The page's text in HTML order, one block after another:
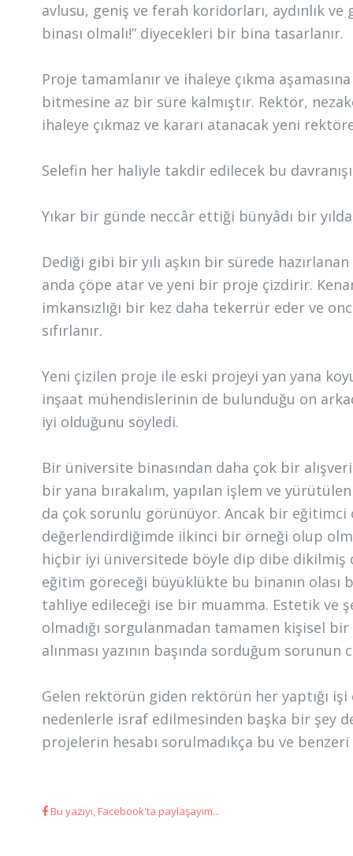
avlusu, geniş ve ferah koridorları, aydınlık
binası olmalı!” diyecekleri bir bina tasarlanır.
Proje tamamlanır ve ihaleye çıkma
bitmesine az bir süre kalmıştır. Rektör,
ihaleye çıkmaz ve kararı atanacak yeni
Selefin her haliyle takdir edilecek bu
Yıkar bir günde neccâr ettiği bünyâdı bir yılda
Dediği gibi bir yılı aşkın bir sürede
anda çöpe atar ve yeni bir proje çizdirir.
imkansızlığı bir kez daha tekerrür eder ve
sıfırlanır.
Yeni çizilen proje ile eski projeyi yan yana
inşaat mühendislerinin de bulunduğu on
iyi olduğunu söyledi.
Bir üniversite binasından daha çok bir
bir yana bırakalım, yapılan işlem ve
da çok sorunlu görünüyor. Ancak bir eğitimci
değerlendirdiğimde iİkinci bir örneği olup
hiçbir iyi üniversitede böyle dip dibe dikilmiş
eğitim göreceği büyüklükte bu binanın olası
tahliye edileceği ise bir muamma. Estetik ve
olmadığı sorgulanmadan tamamen kişisel
alınması yazının başında sorduğum sorunun
Gelen rektörün giden rektörün her yaptığı işi
nedenlerle israf edilmesinden başka bir şey
projelerin hesabı sorulmadıkça bu ve
Bu yazıyı, Facebook'ta paylaşayım...